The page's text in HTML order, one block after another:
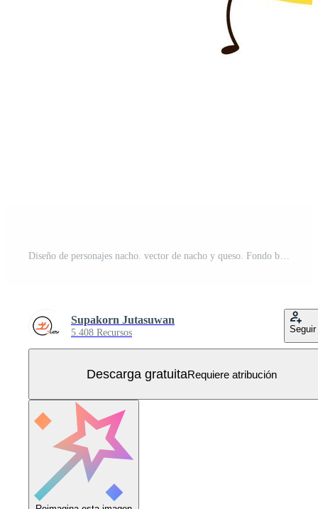
Diseño de personajes nacho. vector de nacho y queso. Fondo blanco. tramo de queso. linda caricatura de nacho y queso Vector Gratis
Supakorn Jutasuwan
5.408 Recursos Seguir
Descarga gratuitaRequiere atribución